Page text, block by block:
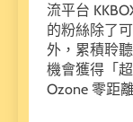
流平台
的粉絲除了
外，累積聆
機會獲得「
Ozone 零距